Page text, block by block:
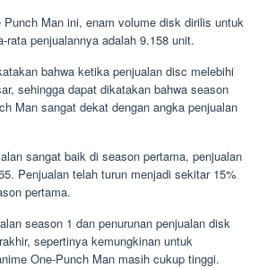
Punch Man ini, enam volume disk dirilis untuk
rata penjualannya adalah 9.158 unit.
bahwa ketika penjualan disc melebihi
sehingga dapat dikatakan bahwa season
Man sangat dekat dengan angka penjualan
sangat baik di season pertama, penjualan
Penjualan telah turun menjadi sekitar 15%
pertama.
season 1 dan penurunan penjualan disk
sepertinya kemungkinan untuk
One-Punch Man masih cukup tinggi.